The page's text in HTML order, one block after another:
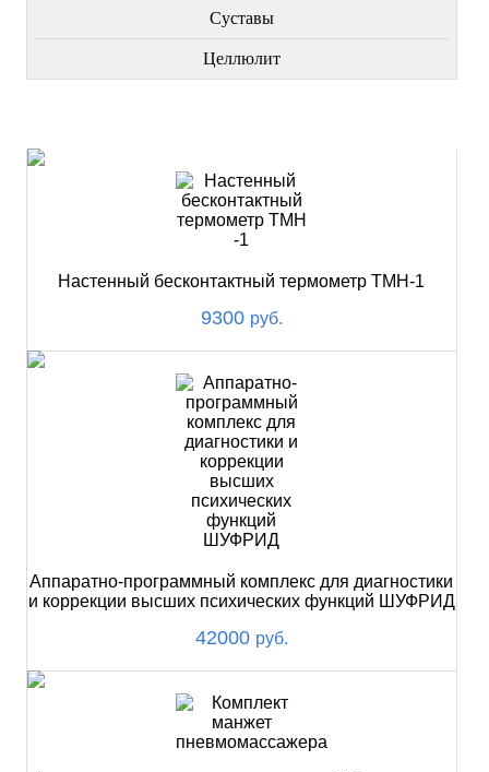
Суставы
Целлюлит
Настенный бесконтактный термометр ТМН-1
9300 руб.
Аппаратно-программный комплекс для диагностики
и коррекции высших психических функций ШУФРИД
42000 руб.